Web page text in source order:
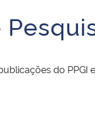
de Segurança
do